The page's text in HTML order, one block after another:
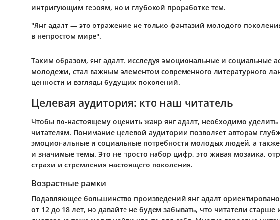
интригующим героям, но и глубокой проработке тем.
"Янг адалт — это отражение не только фантазий молодого
в непростом мире".
Таким образом, янг адалт, исследуя эмоциональные и социальные
молодежи, стал важным элементом современного литературного
ценности и взгляды будущих поколений.
Целевая аудитория: кто наш читатель
Чтобы по-настоящему оценить жанр янг адалт, необходимо уделить
читателям. Понимание целевой аудитории позволяет авторам
эмоциональные и социальные потребности молодых людей, а также
и значимые темы. Это не просто набор цифр, это живая мозаика,
страхи и стремления настоящего поколения.
Возрастные рамки
Подавляющее большинство произведений янг адалт
от 12 до 18 лет, но давайте не будем забывать, что читатели старше